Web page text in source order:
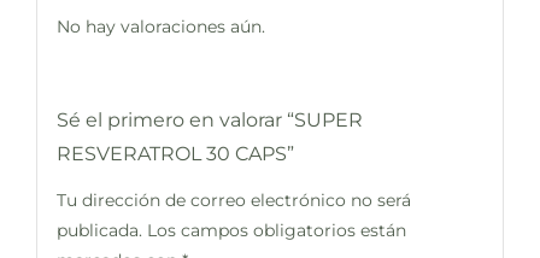
No hay valoraciones aún.
Sé el primero en valorar “SUPER
RESVERATROL 30 CAPS”
Tu dirección de correo electrónico no será
publicada. Los campos obligatorios están